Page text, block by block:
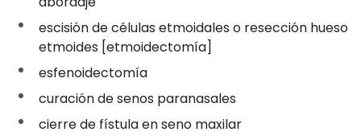
escisión de células etmoidales o resección hueso
etmoides [etmoidectomía]
esfenoidectomía
curación de senos paranasales
cierre de fístula en seno maxilar